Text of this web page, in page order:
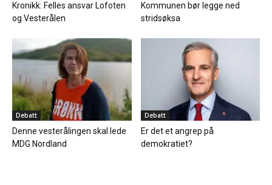
Kronikk: Felles ansvar Lofoten
og Vesterålen
Kommunen bør legge ned
stridsøksa
Debatt
Denne vesterålingen skal lede
MDG Nordland
Debatt
Er det et angrep på
demokratiet?